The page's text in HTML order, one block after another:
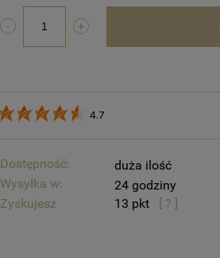
4.7
Dostępność:
duża ilość
Wysyłka w:
24 godziny
Zyskujesz
13 [ ? ]